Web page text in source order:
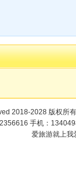
2018-2028 版权所
手机：
爱旅游就上我